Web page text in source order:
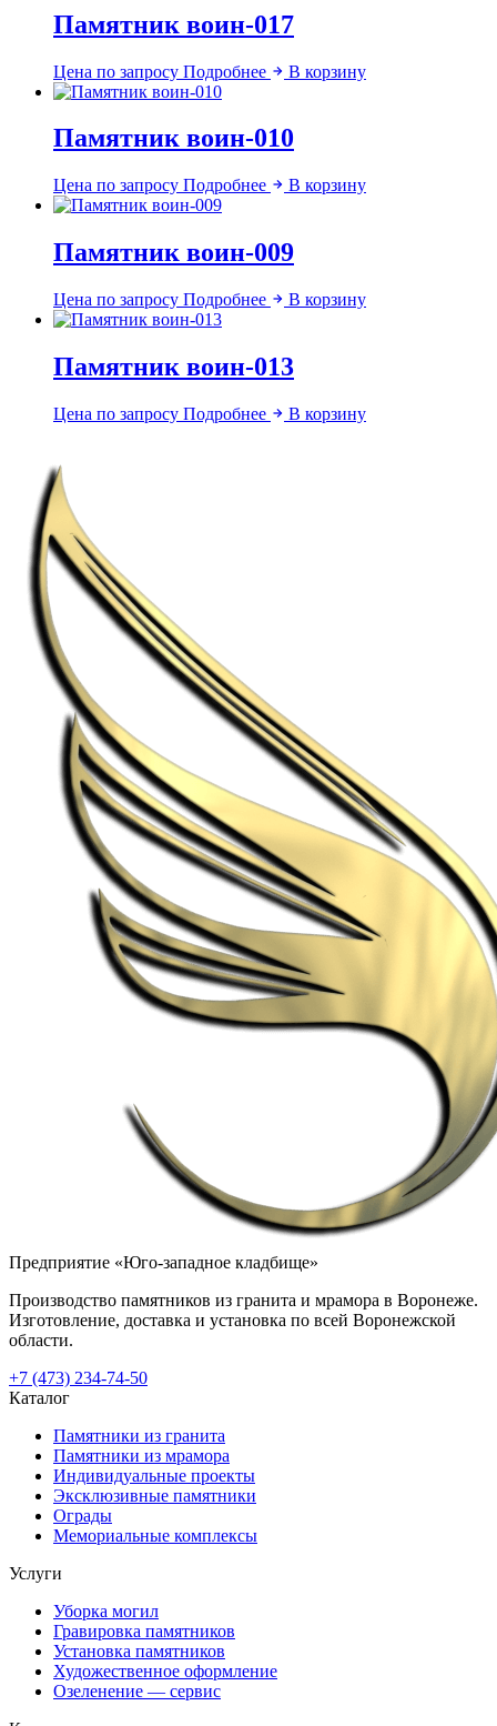
Памятник воин-017
Цена по запросу Подробнее В корзину
Памятник воин-010
Цена по запросу Подробнее В корзину
Памятник воин-009
Цена по запросу Подробнее В корзину
Памятник воин-013
Цена по запросу Подробнее В корзину
Предприятие «Юго-западное кладбище»
Производство памятников из гранита и мрамора в Воронеже.
Изготовление, доставка и установка по всей Воронежской
области.
+7 (473) 234-74-50
Каталог
Памятники из гранита
Памятники из мрамора
Индивидуальные проекты
Эксклюзивные памятники
Ограды
Мемориальные комплексы
Услуги
Уборка могил
Гравировка памятников
Установка памятников
Художественное оформление
Озеленение — сервис